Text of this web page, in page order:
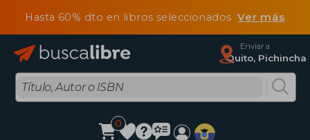
Hasta 60% dto en libros seleccionadosVer más
Enviar a
Quito, Pichincha
0